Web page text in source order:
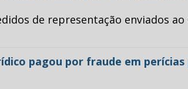
de representação enviados
pagou por fraude em perícias